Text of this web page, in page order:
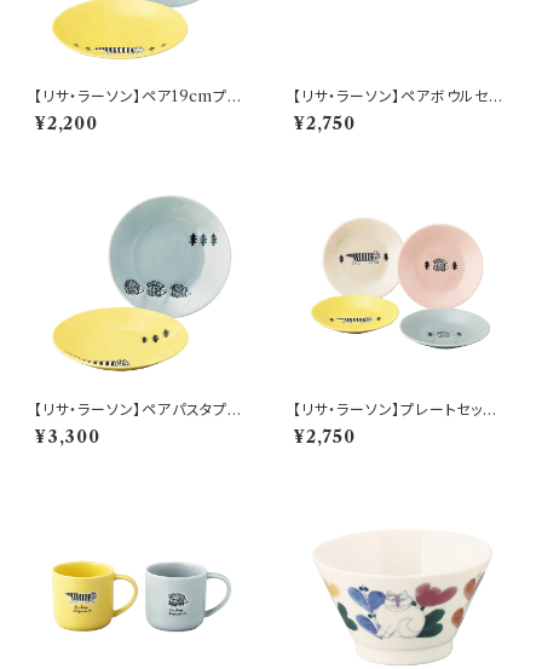
【リサ・ラーソン】ペア19cmプレ
ートセット【stroll(ストロール)】
¥2,200
【リサ・ラーソン】ペアボウルセッ
ト【stroll(ストロール)】
¥2,750
【リサ・ラーソン】ペアパスタプレ
ートセット【stroll(ストロール)】
¥3,300
【リサ・ラーソン】プレートセット
【stroll(ストロール)】
¥2,750